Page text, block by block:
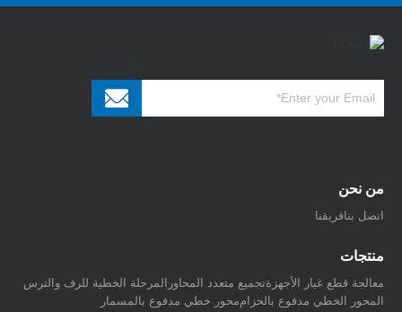
من نحن
اتصل بنافريقنا
منتجات
معالجة قطع غيار الأجهزةتجميع متعدد المحاور المرحلة الخطية للرف والترس
المحور الخطي مدفوع بالحزاممحور خطي مدفوع بالمسمار